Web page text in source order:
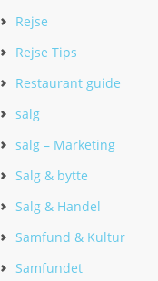
Rejse
Rejse Tips
Restaurant guide
salg
salg – Marketing
Salg & bytte
Salg & Handel
Samfund & Kultur
Samfundet